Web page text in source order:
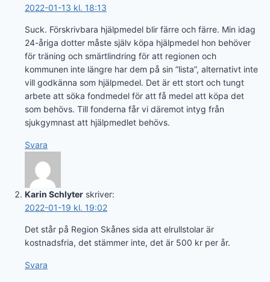
2022-01-13 kl. 18:13
Suck. Förskrivbara hjälpmedel blir färre och färre. Min idag
24-åriga dotter måste själv köpa hjälpmedel hon behöver
för träning och smärtlindring för att regionen och
kommunen inte längre har dem på sin ”lista”, alternativt inte
vill godkänna som hjälpmedel. Det är ett stort och tungt
arbete att söka fondmedel för att få medel att köpa det
som behövs. Till fonderna får vi däremot intyg från
sjukgymnast att hjälpmedlet behövs.
Svara
Karin Schlyter skriver:
2022-01-19 kl. 19:02
Det står på Region Skånes sida att elrullstolar är
kostnadsfria, det stämmer inte, det är 500 kr per år.
Svara